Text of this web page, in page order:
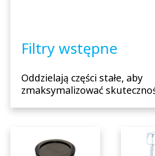
Filtry wstępne
Oddzielają części stałe, aby
zmaksymalizować